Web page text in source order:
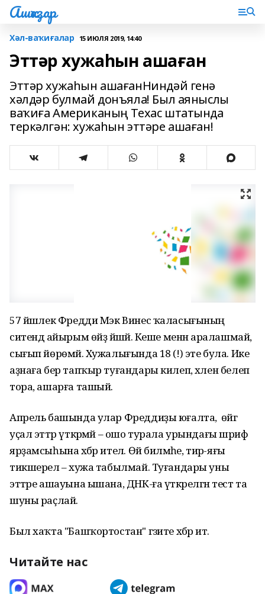
Ашҡаҙар
Хәл-ваҡиғалар 15 ИЮЛЯ 2019, 14:40
Эттәр хужаһын ашаған
Эттәр хужаһын ашағанНиндәй генә
хәлдәр булмай донъяла! Был аяныслы
ваҡиға Американың Техас штатында
теркәлгән: хужаһын эттәре ашаған!
57 йәшлек Фредди Мэк Винес ҡаласығының
ситендә айырым өйҙә йәшәй. Кеше менән аралашмай,
сығып йөрөмәй. Хужалығында 18 (!) эте була. Ике
аҙнаға бер тапҡыр туғандары килеп, хәлен белеп
тора, ашарға ташый.
Апрель башында улар Фреддиҙы юғалта, ә өйгә
уҫал эттәр үткәрмәй – ошо турала урындағы шәриф
ярҙамсыһына хәбәр ителә. Өй биләмәһе, тирә-яғы
тикшерелә – хужа табылмай. Туғандары уны
эттәре ашауына ышана, ДНК-ға үткәрелгән тест та
шуны раҫлай.
Был хаҡта "Башҡортостан" гәзите хәбәр итә.
Читайте нас